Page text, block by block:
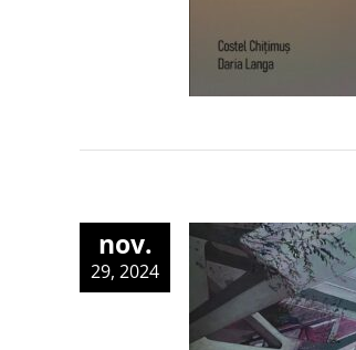
nov.
29, 2024